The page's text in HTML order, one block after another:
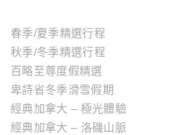
春季/夏季精選行程
秋季/冬季精選行程
百略至尊度假精選
卑詩省冬季滑雪假期
經典加拿大 – 極光體驗
經典加拿大 – 洛磯山脈